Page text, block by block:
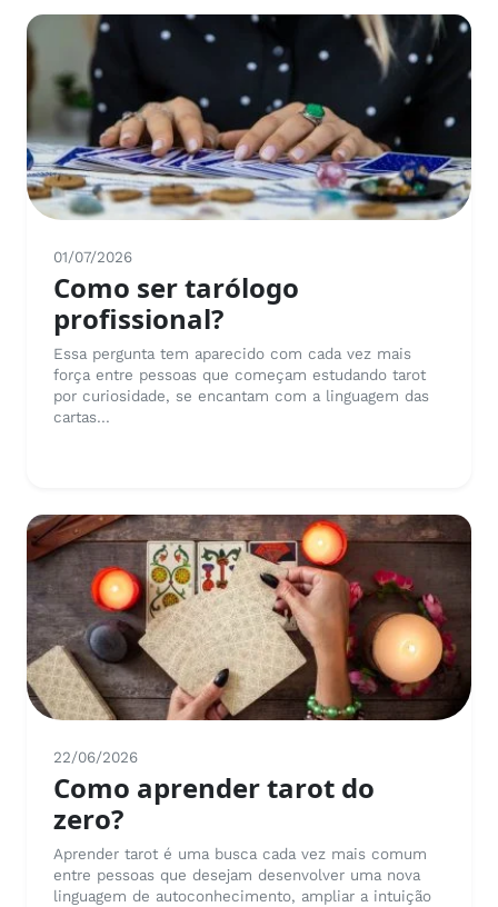
01/07/2026
Como ser tarólogo
profissional?
Essa pergunta tem aparecido com cada vez mais
força entre pessoas que começam estudando tarot
por curiosidade, se encantam com a linguagem das
cartas...
22/06/2026
Como aprender tarot do
zero?
Aprender tarot é uma busca cada vez mais comum
entre pessoas que desejam desenvolver uma nova
linguagem de autoconhecimento, ampliar a intuição